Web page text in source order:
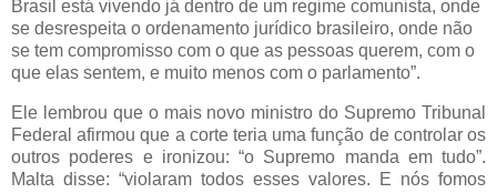
Brasil está vivendo já dentro de um regime comunista, onde
se desrespeita o ordenamento jurídico brasileiro, onde não
se tem compromisso com o que as pessoas querem, com o
que elas sentem, e muito menos com o parlamento”.
Ele lembrou que o mais novo ministro do Supremo Tribunal
Federal afirmou que a corte teria uma função de controlar os
outros poderes e ironizou: “o Supremo manda em tudo”.
Malta disse: “violaram todos esses valores. E nós fomos